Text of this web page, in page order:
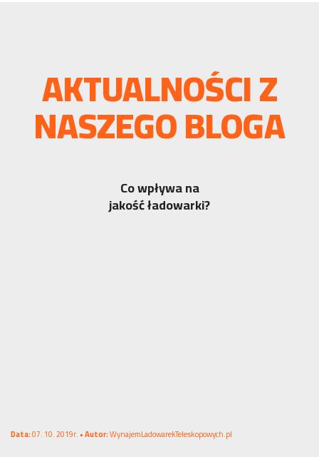
AKTUALNOŚCI Z
NASZEGO BLOGA
Co wpływa na
jakość ładowarki?
Data:07. 10. 2019r. •Autor:WynajemLadowarekTeleskopowych.pl